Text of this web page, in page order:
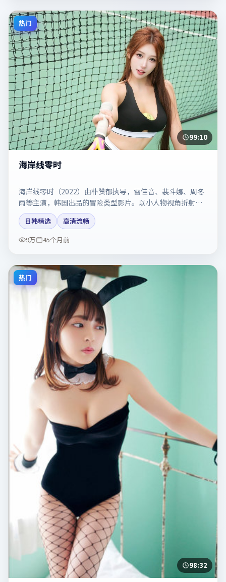
热门
99:10
海岸线零时
海岸线零时（2022）由朴赞郁执导，雷佳音、裴斗娜、周冬
雨等主演，韩国出品的冒险类型影片。以小人物视角折射时
代切片。剧情简介与主创信息可供检索参考，上映日期以片
方资料为准。
日韩精选
高清流畅
9万
45个月前
热门
98:32